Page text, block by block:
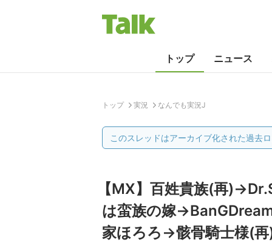
トップ ニュース
トップ 実況 なんでも実況J
このスレッドはアーカイブ化された過去ロ
【MX】百姓貴族(再
は蛮族の嫁
家ほろろ→骸骨騎士様(